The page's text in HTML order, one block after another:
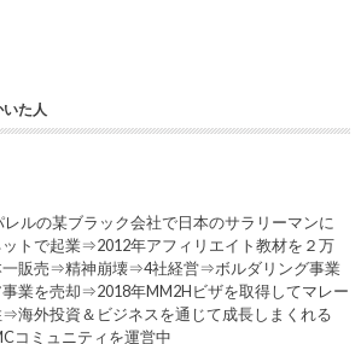
た人
レルの某ブラック会社で日本のサラリーマンに
トで起業⇒2012年アフィリエイト教材を２万
一販売⇒精神崩壊⇒4社経営⇒ボルダリング事業
業を売却⇒2018年MM2Hビザを取得してマレー
海外投資＆ビジネスを通じて成長しまくれる
コミュニティを運営中